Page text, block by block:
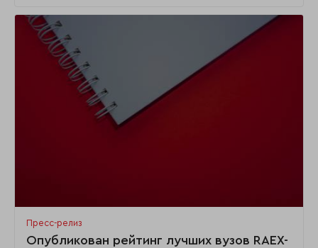
Пресс-релиз
Опубликован рейтинг лучших вузов RAEX-